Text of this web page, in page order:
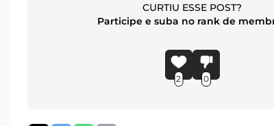
CURTIU ESSE POST?
Participe e suba no rank de
2 0